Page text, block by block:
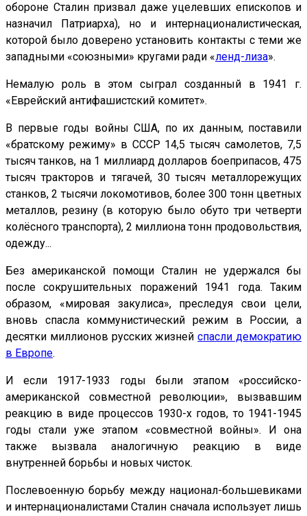
обороне Сталин призвал даже уцелевших епископов и
назначил Патриарха), но и интернационалистическая,
которой было доверено установить контакты с теми же
западными «союзными» кругами ради «ленд-лиза».
Немалую роль в этом сыграл созданный в 1941 г.
«Еврейский антифашистский комитет».
В первые годы войны США, по их данным, поставили
«братскому режиму» в СССР 14,5 тысяч самолетов, 7,5
тысяч танков, на 1 миллиард долларов боеприпасов, 475
тысяч тракторов и тягачей, 30 тысяч металлорежущих
станков, 2 тысячи локомотивов, более 300 тонн цветных
металлов, резину (в которую было обуто три четверти
колёсного транспорта), 2 миллиона тонн продовольствия,
одежду...
Без американской помощи Сталин не удержался бы
после сокрушительных поражений 1941 года. Таким
образом, «мировая закулиса», преследуя свои цели,
вновь спасла коммунистический режим в России, а
десятки миллионов русских жизнейспасли демократию
в Европе.
И если 1917-1933 годы были этапом «российско-
американской совместной революции», вызвавшим
реакцию в виде процессов 1930-х годов, то 1941-1945
годы стали уже этапом «совместной войны». И она
также вызвала аналогичную реакцию в виде
внутренней борьбы и новых чисток.
Послевоенную борьбу между национал-большевиками
и интернационалистами Сталин сначала использует лишь